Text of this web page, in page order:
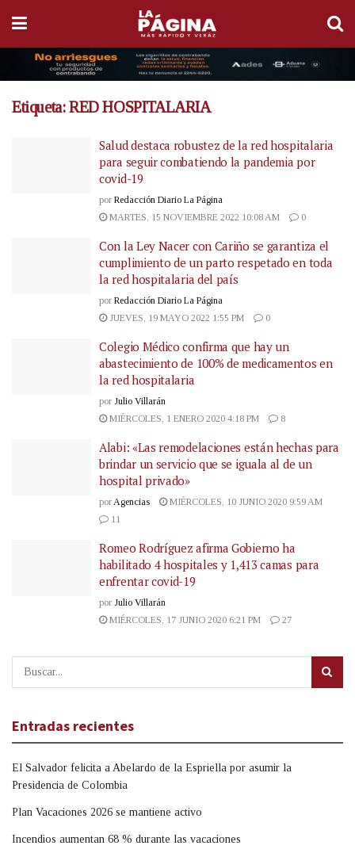
Etiqueta:RED HOSPITALARIA
Salud destaca robustez de la red hospitalaria
para seguir combatiendo la pandemia por
covid-19
por Redacción Diario La Página
MARTES, 15 NOVIEMBRE 2022 10:08 AM
0
Con la Ley Nacer con Cariño se garantiza el
cumplimiento de un parto respetado en toda
la red hospitalaria del país
por Redacción Diario La Página
JUEVES, 19 MAYO 2022 1:55 PM
0
Colegio Médico confirma que hay un
abastecimiento de 100% de medicamentos en
la red hospitalaria
por Julio Villarán
MIÉRCOLES, 1 ENERO 2020 4:18 PM
8
Alabi: «Las remodelaciones están hechas para
brindar un servicio que se iguala al de un
hospital privado»
por Agencias
MIÉRCOLES, 10 JUNIO 2020 9:59 AM
11
Romeo Rodríguez afirma Gobierno ha
habilitado 4 hospitales y 1,413 camas para
enfrentar covid-19
por Julio Villarán
MIÉRCOLES, 17 JUNIO 2020 6:21 PM
27
Entradas recientes
El Salvador felicita a Abelardo de la Espriella por asumir la
Presidencia de Colombia
Plan Vacaciones 2026 se mantiene activo
Incendios aumentan 68 % durante las vacaciones